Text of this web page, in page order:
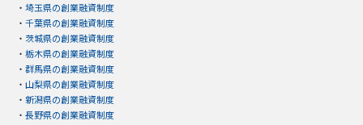
・ 埼玉県の創業融資制度
・ 千葉県の創業融資制度
・ 茨城県の創業融資制度
・ 栃木県の創業融資制度
・ 群馬県の創業融資制度
・ 山梨県の創業融資制度
・ 新潟県の創業融資制度
・ 長野県の創業融資制度